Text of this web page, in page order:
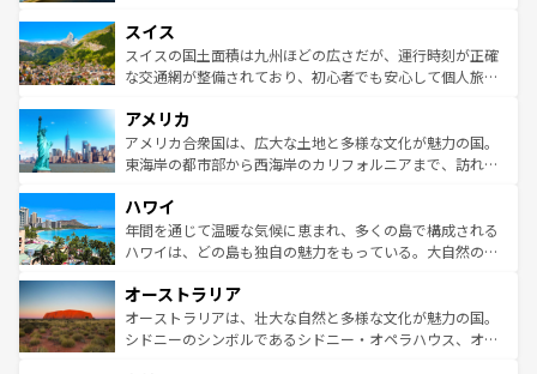
れる地方に足を運ぶとそれぞれで全く異なる文化を体験で
きるだろう。 なお、新着のフランス情報はコンテンツ一覧
を参照してほしい。
は、お酒好きな人にはぜひ体験してほしい。 なお、新着の
ドイツ情報はコンテンツ一覧を参照してほしい。
リアごとに異なる魅力がある。また、優雅なアフタヌーン
ティー、ビール好きにはたまらない英国パブ、サッカー観
戦など、本場だからこそできる体験も豊富。イギリスを旅
ンツ一覧を参照してほしい。
スイス
スイスの国土面積は九州ほどの広さだが、運行時刻が正確
な交通網が整備されており、初心者でも安心して個人旅行
の建物がそのまま残る町や、スイスならではのユニークな
博物館もあり、アルプス観光だけでなく町歩きも満喫する
ことができる。国民の所得が高いため物価も高いが、旅行
ば市内交通費無料で観光を楽しむこともできる。 なお、新
着のスイス情報はコンテンツ一覧 を参照してほしい。
アメリカ
アメリカ合衆国は、広大な土地と多様な文化が魅力の国。
東海岸の都市部から西海岸のカリフォルニアまで、訪れる
のような巨大都市は、観光、ショッピング、エンターテイ
ンメントが詰まった刺激的なスポットだ。一方、アメリカ
西部には大自然が広がり、グランドキャニオンやイエロー
部のニューオーリンズでは、音楽と美食が融合した独特の
文化が魅力。旅行者はアメリカの各地域で異なる魅力を楽
しみながら、その多様性と豊かな歴史を感じることができ
ハワイ
年間を通じて温暖な気候に恵まれ、多くの島で構成される
ハワイは、どの島も独自の魅力をもっている。大自然の神
ワイ島は見逃せない。また、定番の観光地といえばオアフ
島だが、静かな自然を求めるならマウイ島やカウアイ島が
おすすめ。エメラルドグリーンに輝く海をはじめ、豊かな
オーストラリア
オーストラリアは、壮大な自然と多様な文化が魅力の国。
シドニーのシンボルであるシドニー・オペラハウス、オー